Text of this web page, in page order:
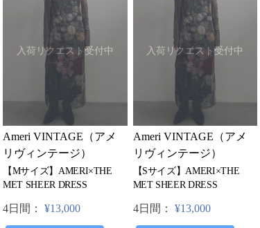
入荷リクエスト受付中
Ameri VINTAGE（アメ
リヴィンテージ）
【Mサイズ】AMERI×THE
MET SHEER DRESS
4日間： ¥13,000
入荷リクエスト受付中
Ameri VINTAGE（アメ
リヴィンテージ）
【Sサイズ】AMERI×THE
MET SHEER DRESS
4日間： ¥13,000